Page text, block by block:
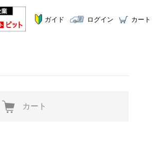
ガイド ログイン カート
カート